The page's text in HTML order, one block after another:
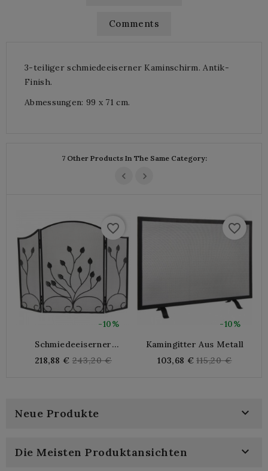
Comments
3-teiliger schmiedeeiserner Kaminschirm. Antik-
Finish.
Abmessungen: 99 x 71 cm.
7 Other Products In The Same Category:
-10%
favorite_border
Schmiedeeiserner
Blumendekor
218,88 € Regular
243,20 €
-10%
favorite_border
Kamingitter Aus Metall
103,68 € Regular
115,20 €
Neue Produkte 
Die Meisten Produktansichten 